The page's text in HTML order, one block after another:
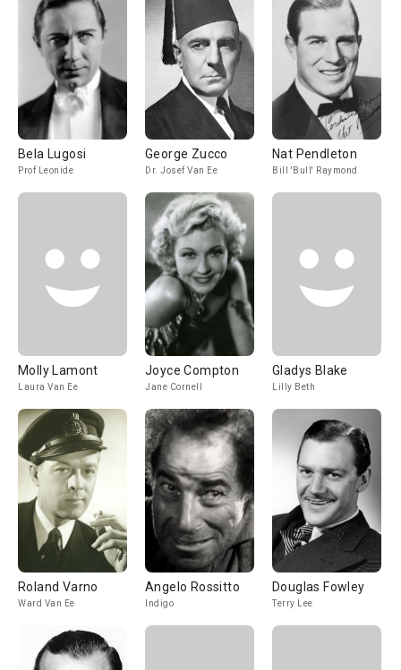
Bela Lugosi
Prof Leonide
George Zucco
Dr. Josef Van Ee
Nat Pendleton
Bill 'Bull' Raymond
Molly Lamont
Laura Van Ee
Joyce Compton
Jane Cornell
Gladys Blake
Lilly Beth
Roland Varno
Ward Van Ee
Angelo Rossitto
Indigo
Douglas Fowley
Terry Lee